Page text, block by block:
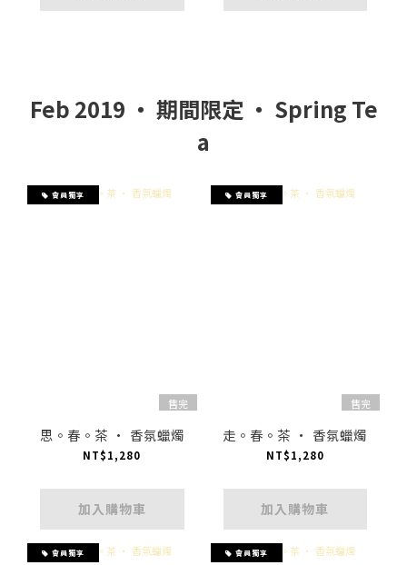
Feb 2019 ‧ 期間限定 ‧ Spring Te
a
會員獨享
售完
思。春。茶 · 香氛蠟燭
NT$1,280
加入購物車
會員獨享
售完
走。春。茶 · 香氛蠟燭
NT$1,280
加入購物車
會員獨享 會員獨享